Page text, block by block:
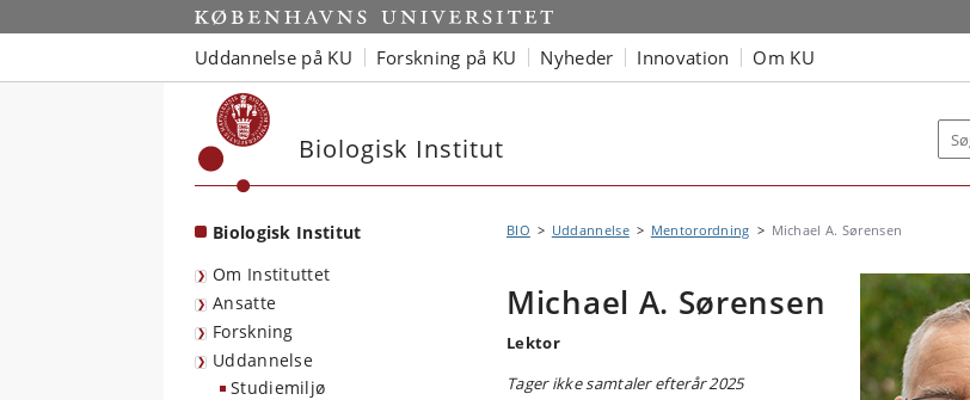
Start
Uddannelse på KU Forskning på KU Nyheder Innovation Om KU
Biologisk Institut
Biologisk Institut
Om Instituttet
Ansatte
Forskning
Uddannelse
Studiemiljø
BIO Uddannelse Mentorordning Michael A. Sørensen
Michael A. Sørensen
Lektor
Tager ikke samtaler efterår 2025